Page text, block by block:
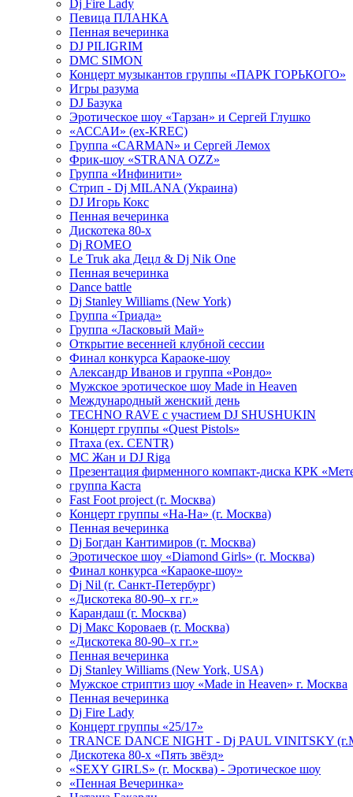
Dj Fire Lady
Певица ПЛАНКА
Пенная вечеринка
DJ PILIGRIM
DMC SIMON
Концерт музыкантов группы «ПАРК ГОРЬКОГО»
Игры разума
DJ Базука
Эротическое шоу «Тарзан» и Сергей Глушко
«АССАИ» (ex-KREC)
Группа «CARMAN» и Сергей Лемох
Фрик-шоу «STRANA OZZ»
Группа «Инфинити»
Стрип - Dj MILANA (Украина)
DJ Игорь Кокс
Пенная вечеринка
Дискотека 80-х
Dj ROMEO
Le Truk aka Децл & Dj Nik One
Пенная вечеринка
Dance battle
Dj Stanley Williams (New York)
Группа «Триада»
Группа «Ласковый Май»
Открытие весенней клубной сессии
Финал конкурса Караоке-шоу
Александр Иванов и группа «Рондо»
Мужское эротическое шоу Made in Heaven
Международный женский день
TECHNO RAVE с участием DJ SHUSHUKIN
Концерт группы «Quest Pistols»
Птаха (ex. CENTR)
МС Жан и DJ Riga
Презентация фирменного компакт-диска КРК
группа Каста
Fast Foot project (г. Москва)
Концерт группы «На-На» (г. Москва)
Пенная вечеринка
Dj Богдан Кантимиров (г. Москва)
Эротическое шоу «Diamond Girls» (г. Москва)
Финал конкурса «Караоке-шоу»
Dj Nil (г. Санкт-Петербург)
«Дискотека 80-90–х гг.»
Карандаш (г. Москва)
Dj Макс Короваев (г. Москва)
«Дискотека 80-90–х гг.»
Пенная вечеринка
Dj Stanley Williams (New York, USA)
Мужское стриптиз шоу «Made in Heaven» г. Москва
Пенная вечеринка
Dj Fire Lady
Концерт группы «25/17»
TRANCE DANCE NIGHT - Dj PAUL VINITSKY
Дискотека 80-х «Пять звёзд»
«SEXY GIRLS» (г. Москва) - Эротическое шоу
«Пенная Вечеринка»